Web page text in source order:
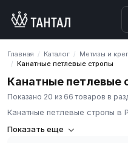
Главная / Каталог / Метизы и
/ Канатные петлевые стропы
Канатные петлевые
Показано 20 из 66 товаров в
Канатные петлевые стропы в
Компания «Тантал»
Показать еще